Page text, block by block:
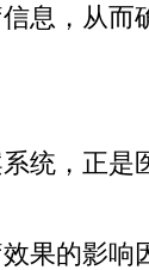
息，从
统，正
果的影